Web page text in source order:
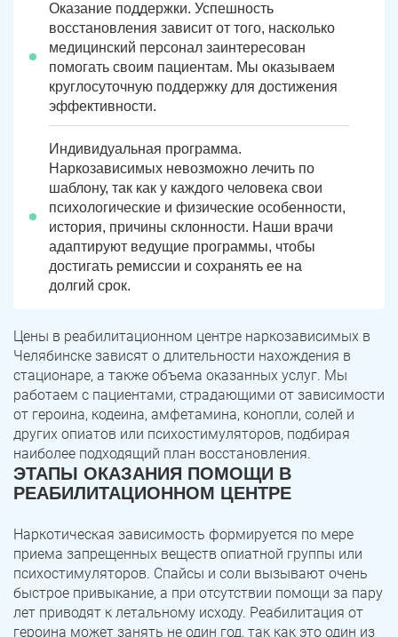
Оказание поддержки. Успешность
восстановления зависит от того, насколько
медицинский персонал заинтересован
помогать своим пациентам. Мы оказываем
круглосуточную поддержку для достижения
эффективности.
Индивидуальная программа.
Наркозависимых невозможно лечить по
шаблону, так как у каждого человека свои
психологические и физические особенности,
история, причины склонности. Наши врачи
адаптируют ведущие программы, чтобы
достигать ремиссии и сохранять ее на
долгий срок.
Цены в реабилитационном центре наркозависимых в
Челябинске зависят о длительности нахождения в
стационаре, а также объема оказанных услуг. Мы
работаем с пациентами, страдающими от зависимости
от героина, кодеина, амфетамина, конопли, солей и
других опиатов или психостимуляторов, подбирая
наиболее подходящий план восстановления.
ЭТАПЫ ОКАЗАНИЯ ПОМОЩИ В
РЕАБИЛИТАЦИОННОМ ЦЕНТРЕ
Наркотическая зависимость формируется по мере
приема запрещенных веществ опиатной группы или
психостимуляторов. Спайсы и соли вызывают очень
быстрое привыкание, а при отсутствии помощи за пару
лет приводят к летальному исходу. Реабилитация от
героина может занять не один год, так как это один из